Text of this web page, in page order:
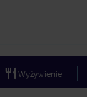
Wyżywienie